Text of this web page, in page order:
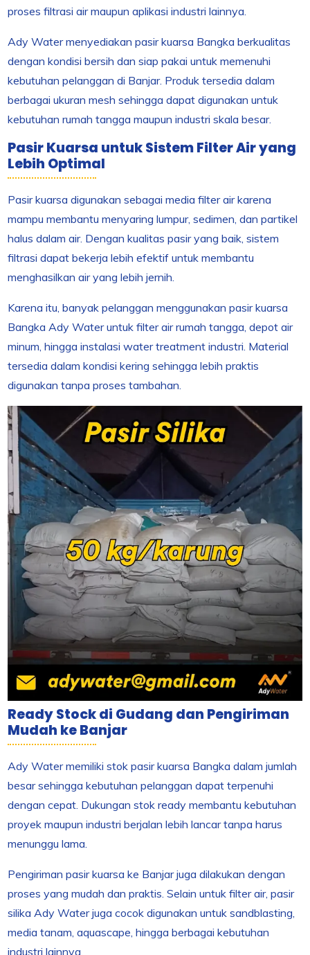
proses filtrasi air maupun aplikasi industri lainnya.
Ady Water menyediakan pasir kuarsa Bangka berkualitas
dengan kondisi bersih dan siap pakai untuk memenuhi
kebutuhan pelanggan di Banjar. Produk tersedia dalam
berbagai ukuran mesh sehingga dapat digunakan untuk
kebutuhan rumah tangga maupun industri skala besar.
Pasir Kuarsa untuk Sistem Filter Air yang
Lebih Optimal
Pasir kuarsa digunakan sebagai media filter air karena
mampu membantu menyaring lumpur, sedimen, dan partikel
halus dalam air. Dengan kualitas pasir yang baik, sistem
filtrasi dapat bekerja lebih efektif untuk membantu
menghasilkan air yang lebih jernih.
Karena itu, banyak pelanggan menggunakan pasir kuarsa
Bangka Ady Water untuk filter air rumah tangga, depot air
minum, hingga instalasi water treatment industri. Material
tersedia dalam kondisi kering sehingga lebih praktis
digunakan tanpa proses tambahan.
Ready Stock di Gudang dan Pengiriman
Mudah ke Banjar
Ady Water memiliki stok pasir kuarsa Bangka dalam jumlah
besar sehingga kebutuhan pelanggan dapat terpenuhi
dengan cepat. Dukungan stok ready membantu kebutuhan
proyek maupun industri berjalan lebih lancar tanpa harus
menunggu lama.
Pengiriman pasir kuarsa ke Banjar juga dilakukan dengan
proses yang mudah dan praktis. Selain untuk filter air, pasir
silika Ady Water juga cocok digunakan untuk sandblasting,
media tanam, aquascape, hingga berbagai kebutuhan
industri lainnya.